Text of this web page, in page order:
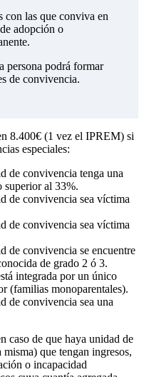
con las que conviva en
adopción o
persona podrá formar
de convivencia.
8.400€ (1 vez el IPREM) si
especiales:
de convivencia tenga una
superior al 33%.
de convivencia sea víctima
de convivencia sea víctima
de convivencia se encuentre
de grado 2 ó 3.
integrada por un único
(familias monoparentales).
de convivencia sea una
caso de que haya unidad de
que tengan ingresos,
o incapacidad